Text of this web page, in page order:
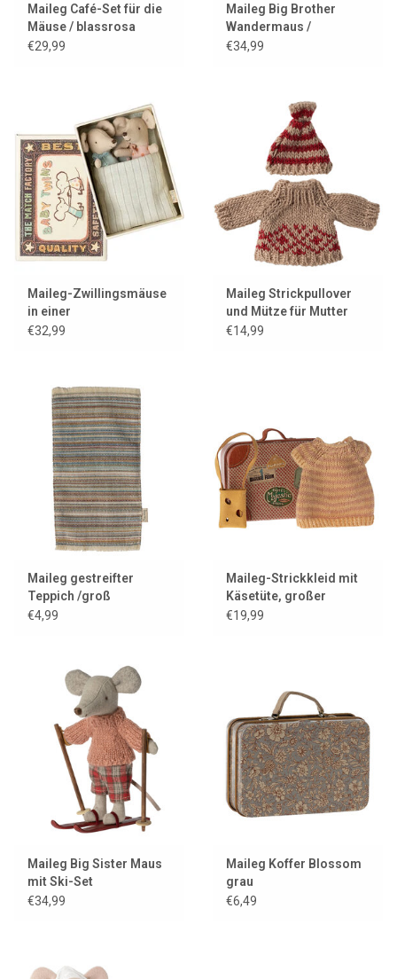
Maileg Café-Set für die
Mäuse / blassrosa
€29,99
Maileg Big Brother
Wandermaus /
Kollektion 2025
€34,99
Maileg-Zwillingsmäuse
in einer
Streichholzschachtel
€32,99
Maileg Strickpullover
und Mütze für Mutter
Maus
€14,99
Maileg gestreifter
Teppich /groß
€4,99
Maileg-Strickkleid mit
Käsetüte, großer
Schwestermaus und
€19,99
Maileg Big Sister Maus
mit Ski-Set
€34,99
Maileg Koffer Blossom
grau
€6,49